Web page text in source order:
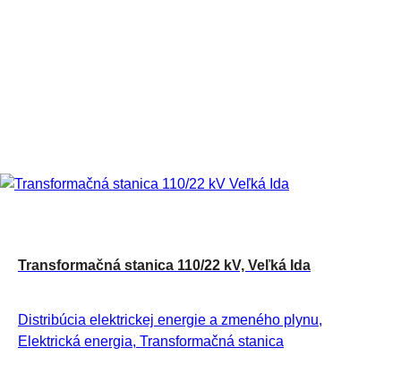
Transformačná stanica 110/22 kV, Veľká Ida
Distribúcia elektrickej energie a zmeného plynu,
Elektrická energia, Transformačná stanica